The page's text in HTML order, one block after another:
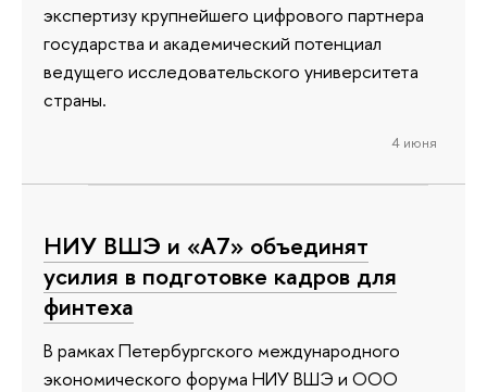
экспертизу крупнейшего цифрового партнера
государства и академический потенциал
ведущего исследовательского университета
страны.
4 июня
НИУ ВШЭ и «А7» объединят
усилия в подготовке кадров для
финтеха
В рамках Петербургского международного
экономического форума НИУ ВШЭ и ООО